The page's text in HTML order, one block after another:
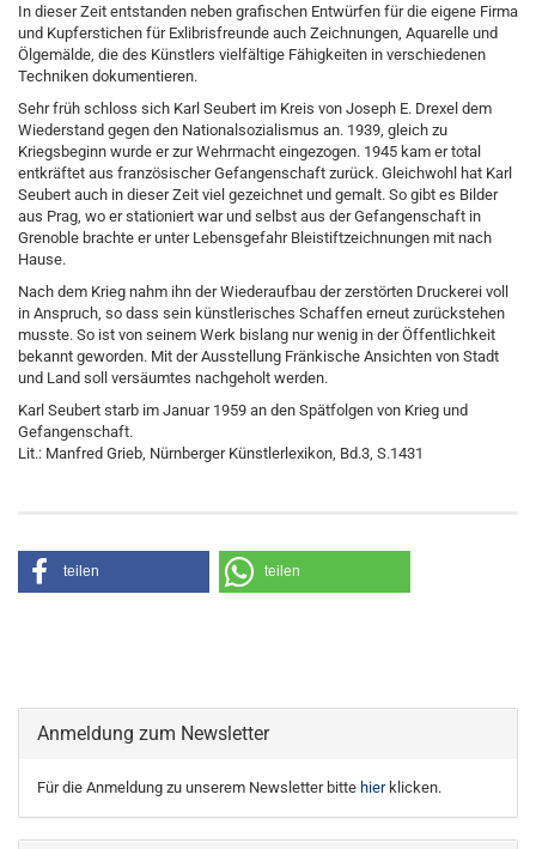
In dieser Zeit entstanden neben grafischen Entwürfen für die eigene Firma
und Kupferstichen für Exlibrisfreunde auch Zeichnungen, Aquarelle und
Ölgemälde, die des Künstlers vielfältige Fähigkeiten in verschiedenen
Techniken dokumentieren.
Sehr früh schloss sich Karl Seubert im Kreis von Joseph E. Drexel dem
Wiederstand gegen den Nationalsozialismus an. 1939, gleich zu
Kriegsbeginn wurde er zur Wehrmacht eingezogen. 1945 kam er total
entkräftet aus französischer Gefangenschaft zurück. Gleichwohl hat Karl
Seubert auch in dieser Zeit viel gezeichnet und gemalt. So gibt es Bilder
aus Prag, wo er stationiert war und selbst aus der Gefangenschaft in
Grenoble brachte er unter Lebensgefahr Bleistiftzeichnungen mit nach
Hause.
Nach dem Krieg nahm ihn der Wiederaufbau der zerstörten Druckerei voll
in Anspruch, so dass sein künstlerisches Schaffen erneut zurückstehen
musste. So ist von seinem Werk bislang nur wenig in der Öffentlichkeit
bekannt geworden. Mit der Ausstellung Fränkische Ansichten von Stadt
und Land soll versäumtes nachgeholt werden.
Karl Seubert starb im Januar 1959 an den Spätfolgen von Krieg und
Gefangenschaft.
Lit.: Manfred Grieb, Nürnberger Künstlerlexikon, Bd.3, S.1431
teilen teilen
Anmeldung zum Newsletter
Für die Anmeldung zu unserem Newsletter bitte hierklicken.